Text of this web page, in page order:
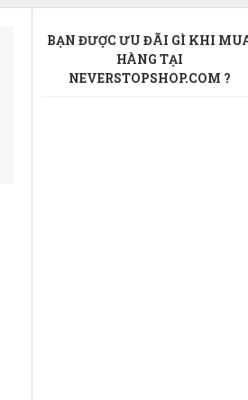
BẠN ĐƯỢC ƯU ĐÃI GÌ KHI
HÀNG TẠI
NEVERSTOPSHOP.COM ?